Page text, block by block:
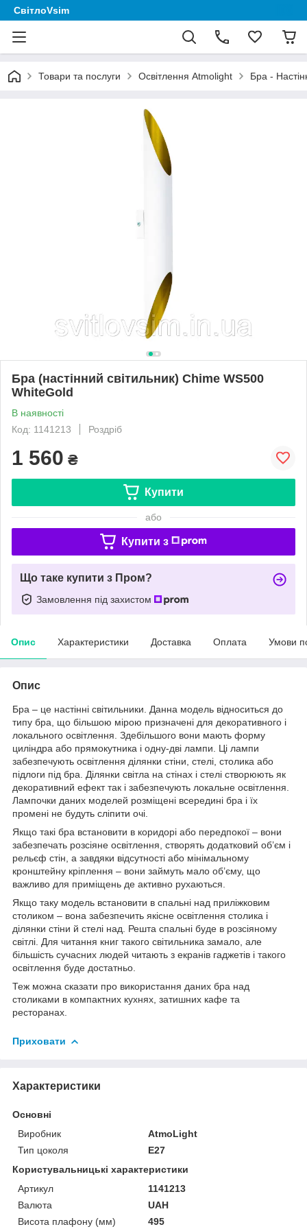
СвітлоVsim
Товари та послуги Освітлення Аtmolight Бра -
Бра (настінний світильник) Chime WS500
WhiteGold
В наявності
Код: 1141213
Роздріб
1 560 ₴
Купити
або
Купити з
Що таке купити з Пром?
Замовлення під захистом
Опис Характеристики Доставка Оплата Умови
Опис
Бра – це настінні світильники. Данна модель відноситься до
типу бра, що більшою мірою призначені для декоративного і
локального освітлення. Здебільшого вони мають форму
циліндра або прямокутника і одну-дві лампи. Ці лампи
забезпечують освітлення ділянки стіни, стелі, столика або
підлоги під бра. Ділянки світла на стінах і стелі створюють як
декоративний ефект так і забезпечують локальне освітлення.
Лампочки даних моделей розміщені всередині бра і їх
промені не будуть сліпити очі.
Якщо такі бра встановити в коридорі або передпокої – вони
забезпечать розсіяне освітлення, створять додатковий об’єм і
рельєф стін, а завдяки відсутності або мінімальному
кронштейну кріплення – вони займуть мало об’єму, що
важливо для приміщень де активно рухаються.
Якщо таку модель встановити в спальні над приліжковим
столиком – вона забезпечить якісне освітлення столика і
ділянки стіни й стелі над. Решта спальні буде в розсіяному
світлі. Для читання книг такого світильника замало, але
більшість сучасних людей читають з екранів гаджетів і такого
освітлення буде достатньо.
Теж можна сказати про використання даних бра над
столиками в компактних кухнях, затишних кафе та
ресторанах.
Приховати
Характеристики
Основні
Виробник
AtmoLight
Тип цоколя
E27
Користувальницькі характеристики
Артикул
1141213
Валюта
UAH
Висота плафону (мм)
495